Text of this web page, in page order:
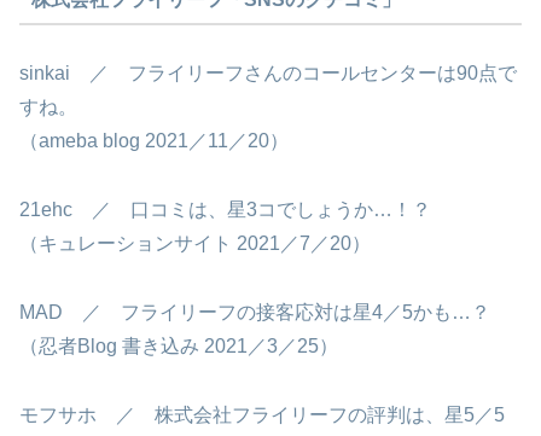
sinkai ／ フライリーフさんのコールセンターは90点で
すね。
（ameba blog 2021／11／20）
21ehc ／ 口コミは、星3コでしょうか…！？
（キュレーションサイト 2021／7／20）
MAD ／ フライリーフの接客応対は星4／5かも…？
（忍者Blog 書き込み 2021／3／25）
モフサホ ／ 株式会社フライリーフの評判は、星5／5